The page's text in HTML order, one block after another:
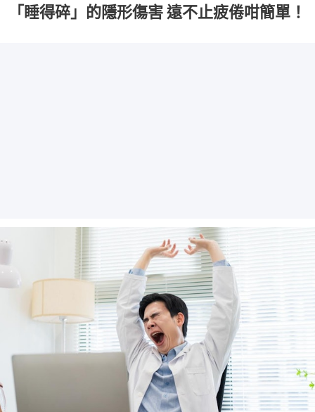
「睡得碎」的隱形傷害 遠不止疲倦咁簡單！